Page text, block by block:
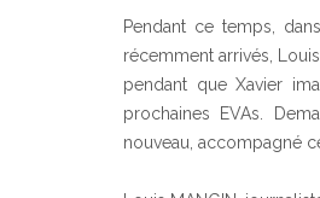
Pendant ce temps,
récemment arrivés,
pendant que Xavier
prochaines EVAs.
nouveau, accompagné